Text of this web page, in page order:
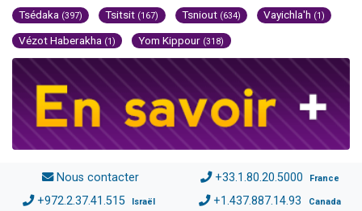
Tsédaka (397) Tsitsit (167) Tsniout (634) Vayichla'h (1)
Vézot Haberakha (1) Yom Kippour (318)
Nous contacter +33.1.80.20.5000 France
+972.2.37.41.515 Israël +1.437.887.14.93 Canada